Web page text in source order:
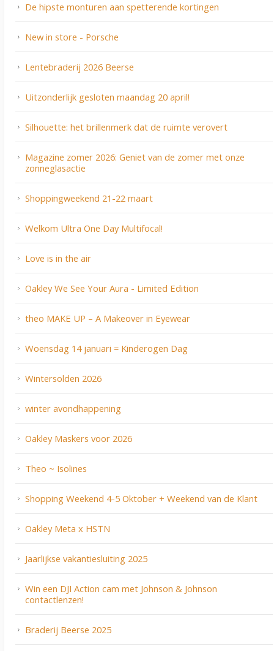
De hipste monturen aan spetterende kortingen
New in store - Porsche
Lentebraderij 2026 Beerse
Uitzonderlijk gesloten maandag 20 april!
Silhouette: het brillenmerk dat de ruimte verovert
Magazine zomer 2026: Geniet van de zomer met onze
zonneglasactie
Shoppingweekend 21-22 maart
Welkom Ultra One Day Multifocal!
Love is in the air
Oakley We See Your Aura - Limited Edition
theo MAKE UP – A Makeover in Eyewear
Woensdag 14 januari = Kinderogen Dag
Wintersolden 2026
winter avondhappening
Oakley Maskers voor 2026
Theo ~ Isolines
Shopping Weekend 4-5 Oktober + Weekend van de Klant
Oakley Meta x HSTN
Jaarlijkse vakantiesluiting 2025
Win een DJI Action cam met Johnson & Johnson
contactlenzen!
Braderij Beerse 2025